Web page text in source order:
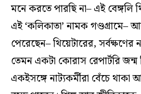
মনে করতে পারছি না– এই বেঙ্গলি
এই ‘কলিকাতা’ নামক
পেরেছেন– থিয়েটারের, সর্বক্ষণের
তেমন একটা কোরাস রেপার্টরি জন্ম
একইসঙ্গে নাট‌্যকর্মীরা বেঁচে